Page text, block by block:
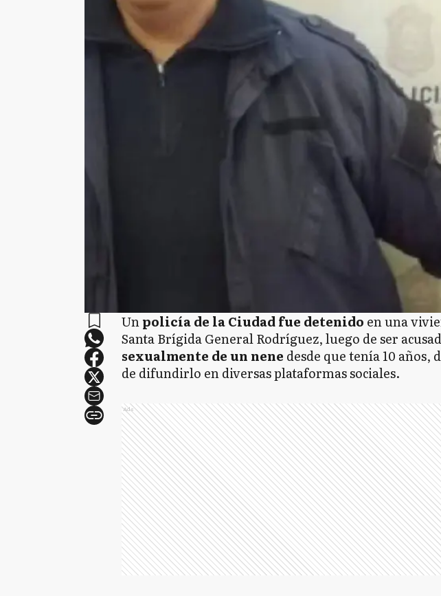
Unpolicía de la Ciudad fue detenido en una
Santa Brígida General Rodríguez, luego de ser
sexualmente de un nene desde que tenía 10 años,
de difundirlo en diversas plataformas sociales.
Ads